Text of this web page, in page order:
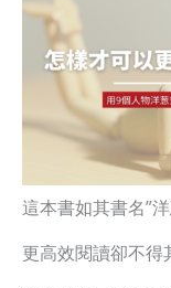
這本書如其書名”
更高效閱讀卻不得